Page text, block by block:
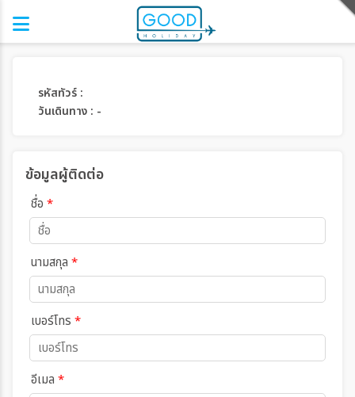
รหัสทัวร์ :
วันเดินทาง : -
ข้อมูลผู้ติดต่อ
ชื่อ *
นามสกุล *
เบอร์โทร *
อีเมล *